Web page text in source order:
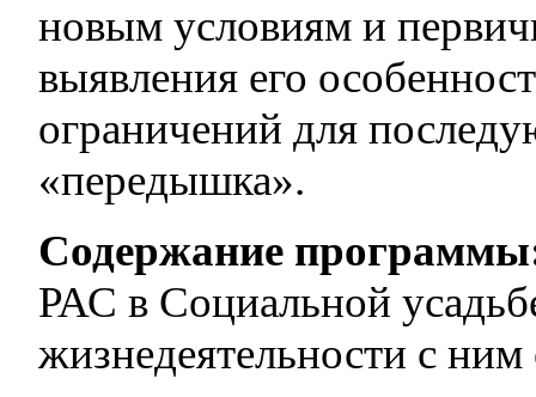
новым условиям и
выявления его
ограничений для
«передышка».
Содержание
РАС в Социальной
жизнедеятельности с